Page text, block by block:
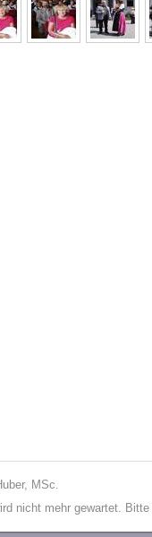
MSc.
nicht mehr gewartet.